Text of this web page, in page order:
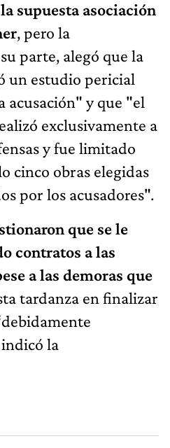
supuesta asociación
, pero la
parte, alegó que la
un estudio pericial
acusación" y que "el
exclusivamente a
y fue limitado
cinco obras elegidas
por los acusadores".
que se le
contratos a las
a las demoras que
tardanza en finalizar
la